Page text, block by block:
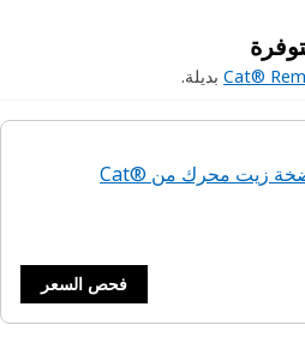
Cat®بديلة.
30R-0138 : مضخة زيت محرك من Cat®‎‎
فحص السعر